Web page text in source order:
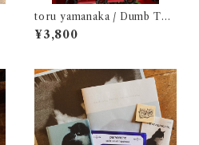
toru yamanaka / Dumb Typ
e - Suspense and Romance
1987（casette + book）
¥3,800